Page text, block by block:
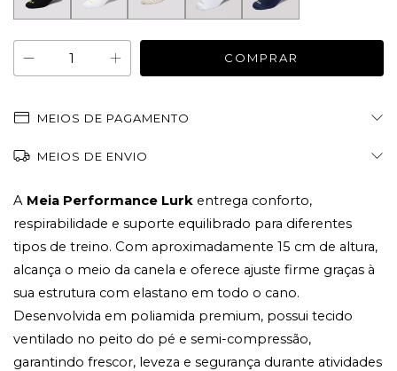
MEIOS DE PAGAMENTO
MEIOS DE ENVIO
A Meia Performance Lurk entrega conforto,
respirabilidade e suporte equilibrado para diferentes
tipos de treino. Com aproximadamente 15 cm de altura,
alcança o meio da canela e oferece ajuste firme graças à
sua estrutura com elastano em todo o cano.
Desenvolvida em poliamida premium, possui tecido
ventilado no peito do pé e semi-compressão,
garantindo frescor, leveza e segurança durante atividades